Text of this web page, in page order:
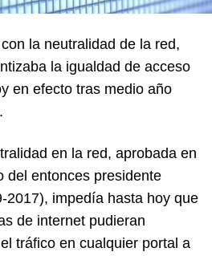
la neutralidad de la red,
la igualdad de acceso
en efecto tras medio año
en la red, aprobada en
del entonces presidente
2017), impedía hasta hoy que
de internet pudieran
tráfico en cualquier portal a